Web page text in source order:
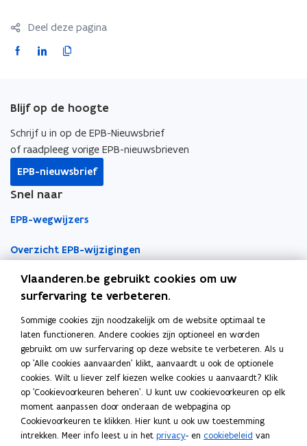
s
a
:
e
k
n
e
h
o
e
-
r
e
s
i
d
e
n
s
a
:
e
k
n
e
t
h
o
e
-
r
e
s
i
d
e
n
m
s
s
:
r
k
n
e
t
o
d
e
-
r
e
s
i
d
m
s
s
:
r
k
n
m
e
t
o
d
e
-
r
e
s
i
d
Deel deze pagina
F
b
o
o
p
e
t
i
L
e
d
i
p
t
i
n
n
u
w
v
e
n
s
K
e
e
r
n
k
a
a
r
k
e
m
b
o
r
d
Blijf op de hoogte
Schrijf u in op de EPB-Nieuwsbrief
of raadpleeg vorige EPB-nieuwsbrieven
EPB-nieuwsbrief
Snel naar
EPB-wegwijzers
Overzicht EPB-wijzigingen
EPB-regelgeving
Werken als EPB-verslaggever
Erkenningsvoorwaarden
Permanente vorming
Veelgemaakte fouten
Tools
Vlaanderen.be gebruikt cookies om uw
surfervaring te verbeteren.
Sommige cookies zijn noodzakelijk om de website optimaal te
laten functioneren. Andere cookies zijn optioneel en worden
gebruikt om uw surfervaring op deze website te verbeteren. Als u
op 'Alle cookies aanvaarden' klikt, aanvaardt u ook de optionele
cookies. Wilt u liever zelf kiezen welke cookies u aanvaardt? Klik
op 'Cookievoorkeuren beheren'. U kunt uw cookievoorkeuren op elk
moment aanpassen door onderaan de webpagina op
Cookievoorkeuren te klikken. Hier kunt u ook uw toestemming
intrekken. Meer info leest u in het privacy- en cookiebeleid van